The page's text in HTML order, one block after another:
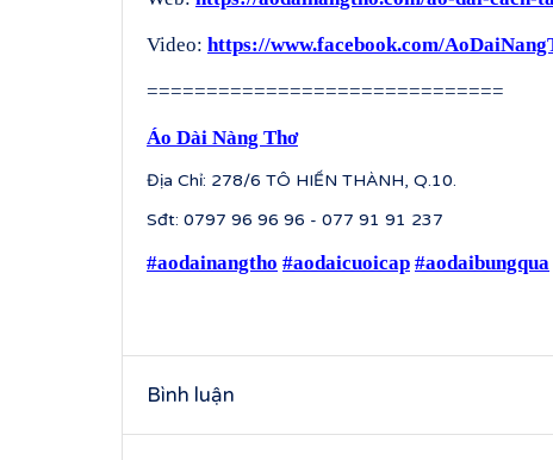
Video: https://www.facebook.com/
==============================
Áo Dài Nàng Thơ
Địa Chỉ: 278/6 TÔ HIẾN THÀNH, Q.10.
Sđt: 0797 96 96 96 - 077 91 91 237
#aodainangtho #aodaicuoicap #aodaibungqua
Bình luận